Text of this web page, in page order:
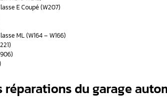
Contactez sans attendre l’équipe d’Aurel
reprogrammation ELV